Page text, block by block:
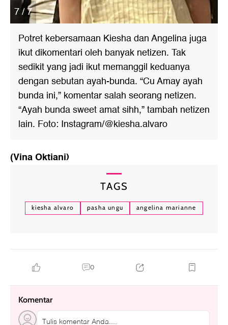
7 / 7
Potret kebersamaan Kiesha dan Angelina juga
ikut dikomentari oleh banyak netizen. Tak
sedikit yang jadi ikut memanggil keduanya
dengan sebutan ayah-bunda. “Cu Amay ayah
bunda ini,” komentar salah seorang netizen.
“Ayah bunda sweet amat sihh,” tambah netizen
lain. Foto: Instagram/@kiesha.alvaro
(Vina Oktiani)
TAGS
kiesha alvaro pasha ungu angelina marianne
0
Komentar
Tulis komentar Anda....